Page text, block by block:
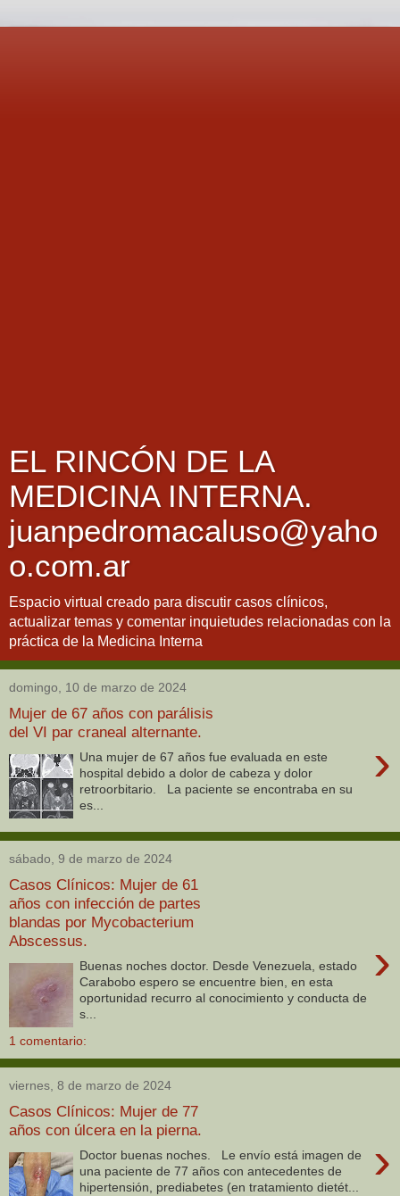
EL RINCÓN DE LA
MEDICINA INTERNA.
juanpedromacaluso@yaho
o.com.ar
Espacio virtual creado para discutir casos clínicos,
actualizar temas y comentar inquietudes relacionadas con la
práctica de la Medicina Interna
domingo, 10 de marzo de 2024
Mujer de 67 años con parálisis
del VI par craneal alternante.
›
Una mujer de 67 años fue evaluada en este
hospital debido a dolor de cabeza y dolor
retroorbitario. La paciente se encontraba en su
es...
sábado, 9 de marzo de 2024
Casos Clínicos: Mujer de 61
años con infección de partes
blandas por Mycobacterium
Abscessus.
›
Buenas noches doctor. Desde Venezuela, estado
Carabobo espero se encuentre bien, en esta
oportunidad recurro al conocimiento y conducta de
s...
1 comentario:
viernes, 8 de marzo de 2024
Casos Clínicos: Mujer de 77
años con úlcera en la pierna.
›
Doctor buenas noches. Le envío está imagen de
una paciente de 77 años con antecedentes de
hipertensión, prediabetes (en tratamiento dietét...